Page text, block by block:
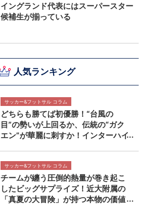
人気ランキング
サッカー&フットサル コラム
どちらも勝てば初優勝！“台風の
目”の勢いが上回るか、伝統の“ガク
エン”が華麗に刺すか！インターハイ
サッカー&フットサル コラム
チームが纏う圧倒的熱量が巻き起こ
したビッグサプライズ！近大附属の
「真夏の大冒険」が持つ本物の価値
イングランド代表にはスーパースター
候補生が揃っている